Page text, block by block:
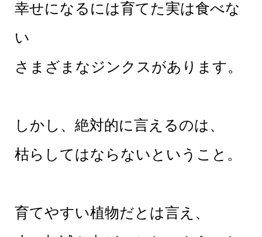
幸せになるには育てた実は食べな
い
さまざまなジンクスがあります。
しかし、絶対的に言えるのは、
枯らしてはならないということ。
育てやすい植物だとは言え、